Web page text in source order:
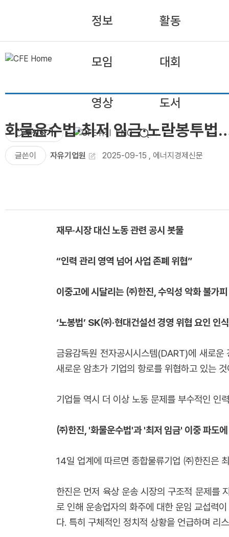
정보 활동
모임 대회
영상 도서
후원하기 ENG
화물운수법·최저 임금·노란봉투
글쓴이 자유기업원 2025-09-15 , 에너지경제신문
재무·시장 대신 노동 관련 공시 봇물
“인력 관리 영역 넘어 사업 존폐 위협”
이중고에 시달리는 ㈜한진, 수익성 악화 불가피
‘노봉법’ SK㈜·현대건설선 경영 위협 요인 인식
금융감독원 전자공시시스템(DART)에 새로
새로운 암초가 기업의 항로를 위협하고 있는 것
기업들 역시 더 이상 노동 문제를 부수적인 인
㈜한진, '화물운수법'과 '최저 임금' 이중 파도
14일 업계에 따르면 종합물류기업 ㈜한진은
한진은 먼저 육상 운송 시장의 구조적 문제를
로 인해 운송업자의 화주에 대한 운임 교섭력
다. 특히 구체적인 정치적 상황을 언급하며 리